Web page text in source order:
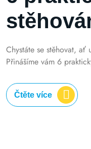
Chystáte se stěhovat, ať
Přinášíme vám 6
Čtěte více